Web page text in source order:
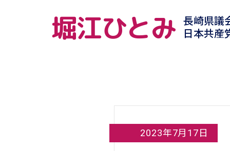
堀江ひとみ
長崎県議
日本共産
2023年7月17日